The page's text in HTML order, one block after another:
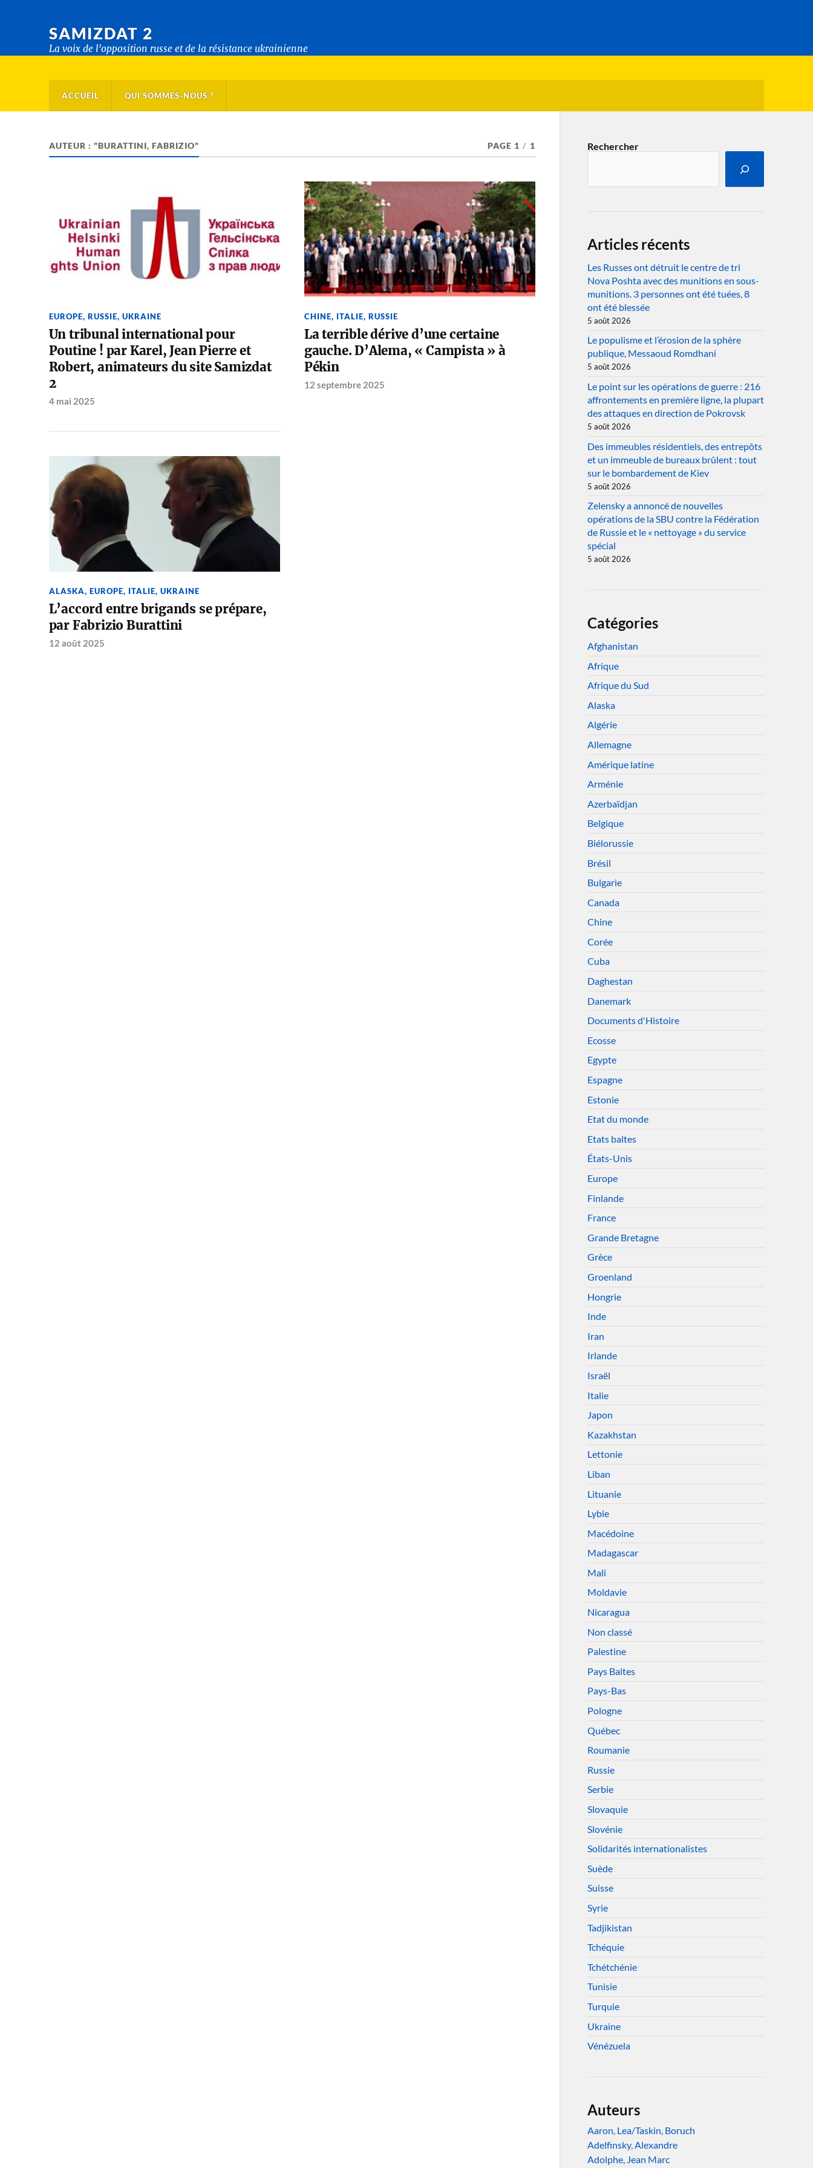
SAMIZDAT 2
La voix de l'opposition russe et de la résistance ukrainienne
ACCUEIL QUI SOMMES-NOUS ?
AUTEUR : "BURATTINI, FABRIZIO" PAGE 1 / 1
EUROPE, RUSSIE, UKRAINE
Un tribunal international pour
Poutine ! par Karel, Jean Pierre et
Robert, animateurs du site Samizdat
2
4 mai 2025
CHINE, ITALIE, RUSSIE
La terrible dérive d’une certaine
gauche. D’Alema, « Campista » à
Pékin
12 septembre 2025
ALASKA, EUROPE, ITALIE, UKRAINE
L’accord entre brigands se prépare,
par Fabrizio Burattini
12 août 2025
Rechercher
Articles récents
Les Russes ont détruit le centre de tri
Nova Poshta avec des munitions en sous-
munitions. 3 personnes ont été tuées, 8
ont été blessée
5 août 2026
Le populisme et l’érosion de la sphère
publique, Messaoud Romdhani
5 août 2026
Le point sur les opérations de guerre : 216
affrontements en première ligne, la plupart
des attaques en direction de Pokrovsk
5 août 2026
Des immeubles résidentiels, des entrepôts
et un immeuble de bureaux brûlent : tout
sur le bombardement de Kiev
5 août 2026
Zelensky a annoncé de nouvelles
opérations de la SBU contre la Fédération
de Russie et le « nettoyage » du service
spécial
5 août 2026
Catégories
Afghanistan
Afrique
Afrique du Sud
Alaska
Algérie
Allemagne
Amérique latine
Arménie
Azerbaïdjan
Belgique
Biélorussie
Brésil
Bulgarie
Canada
Chine
Corée
Cuba
Daghestan
Danemark
Documents d'Histoire
Ecosse
Egypte
Espagne
Estonie
Etat du monde
Etats baltes
États-Unis
Europe
Finlande
France
Grande Bretagne
Grèce
Groenland
Hongrie
Inde
Iran
Irlande
Israël
Italie
Japon
Kazakhstan
Lettonie
Liban
Lituanie
Lybie
Macédoine
Madagascar
Mali
Moldavie
Nicaragua
Non classé
Palestine
Pays Baltes
Pays-Bas
Pologne
Québec
Roumanie
Russie
Serbie
Slovaquie
Slovénie
Solidarités internationalistes
Suède
Suisse
Syrie
Tadjikistan
Tchéquie
Tchétchénie
Tunisie
Turquie
Ukraine
Vénézuela
Auteurs
Aaron, Lea/Taskin, Boruch
Adelfinsky, Alexandre
Adolphe, Jean Marc